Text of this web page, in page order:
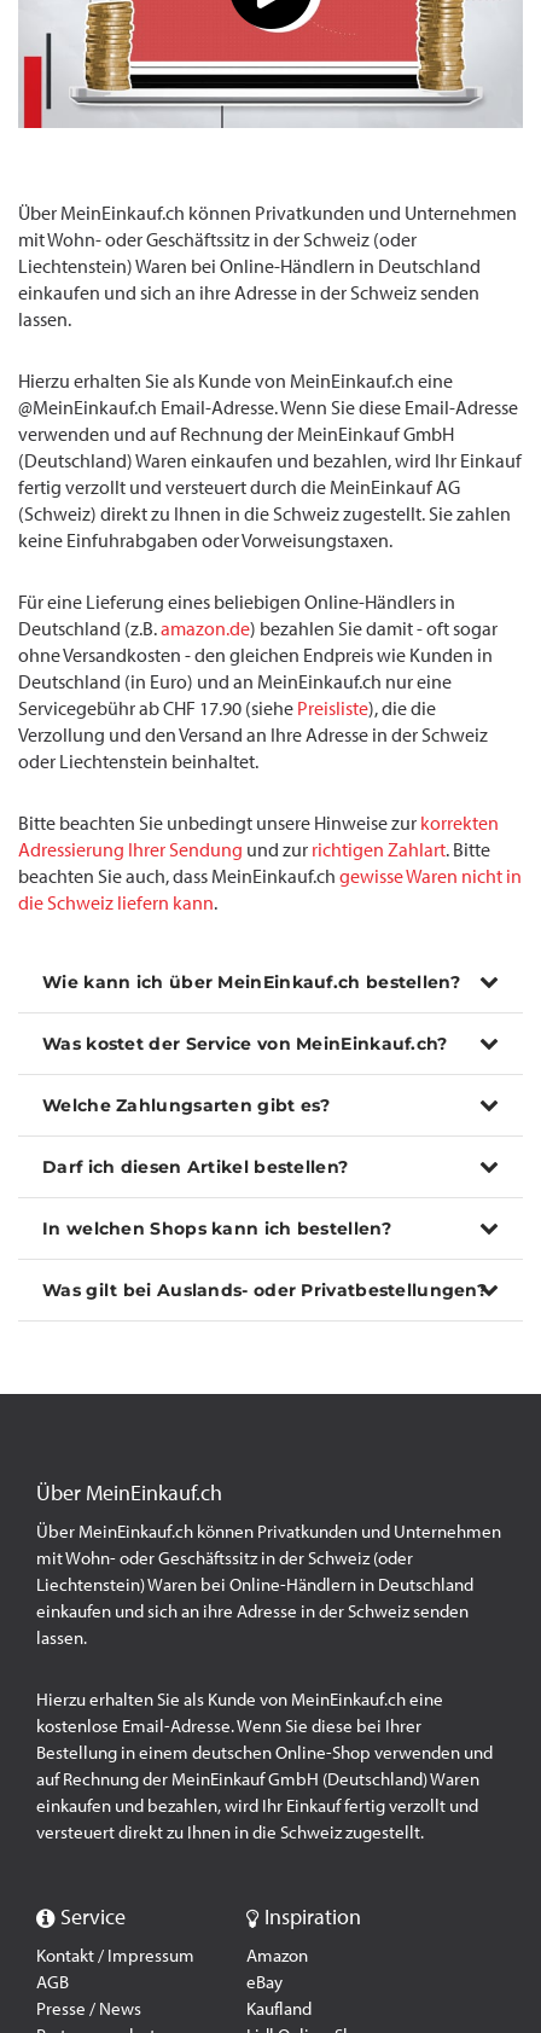
Über MeinEinkauf.ch können Privatkunden und Unternehmen
mit Wohn- oder Geschäftssitz in der Schweiz (oder
Liechtenstein) Waren bei Online-Händlern in Deutschland
einkaufen und sich an ihre Adresse in der Schweiz senden
lassen.
Hierzu erhalten Sie als Kunde von MeinEinkauf.ch eine
@MeinEinkauf.ch Email-Adresse. Wenn Sie diese Email-Adresse
verwenden und auf Rechnung der MeinEinkauf GmbH
(Deutschland) Waren einkaufen und bezahlen, wird Ihr Einkauf
fertig verzollt und versteuert durch die MeinEinkauf AG
(Schweiz) direkt zu Ihnen in die Schweiz zugestellt. Sie zahlen
keine Einfuhrabgaben oder Vorweisungstaxen.
Für eine Lieferung eines beliebigen Online-Händlers in
Deutschland (z.B.amazon.de) bezahlen Sie damit - oft sogar
ohne Versandkosten - den gleichen Endpreis wie Kunden in
Deutschland (in Euro) und an MeinEinkauf.ch nur eine
Servicegebühr ab CHF 17.90 (siehe Preisliste), die die
Verzollung und den Versand an Ihre Adresse in der Schweiz
oder Liechtenstein beinhaltet.
Bitte beachten Sie unbedingt unsere Hinweise zur korrekten
Adressierung Ihrer Sendung und zur richtigen Zahlart. Bitte
beachten Sie auch, dass MeinEinkauf.ch gewisse Waren nicht in
die Schweiz liefern kann.
Wie kann ich über MeinEinkauf.ch bestellen?
Was kostet der Service von MeinEinkauf.ch?
Welche Zahlungsarten gibt es?
Darf ich diesen Artikel bestellen?
In welchen Shops kann ich bestellen?
Was gilt bei Auslands- oder Privatbestellungen?
Über MeinEinkauf.ch
Über MeinEinkauf.ch können Privatkunden und Unternehmen
mit Wohn- oder Geschäftssitz in der Schweiz (oder
Liechtenstein) Waren bei Online-Händlern in Deutschland
einkaufen und sich an ihre Adresse in der Schweiz senden
lassen.
Hierzu erhalten Sie als Kunde von MeinEinkauf.ch eine
kostenlose Email-Adresse. Wenn Sie diese bei Ihrer
Bestellung in einem deutschen Online-Shop verwenden und
auf Rechnung der MeinEinkauf GmbH (Deutschland) Waren
einkaufen und bezahlen, wird Ihr Einkauf fertig verzollt und
versteuert direkt zu Ihnen in die Schweiz zugestellt.
Service
Kontakt / Impressum
AGB
Presse / News
Inspiration
Amazon
eBay
Kaufland